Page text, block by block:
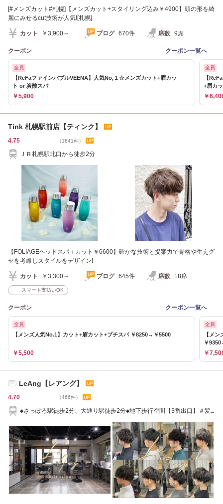
[#メンズカット#札幌]【メンズカット+スタイリング込み￥4900】頭の形を綺
麗にみせるcut技術が人気![札幌]
カット ￥3,900～ ブログ 670件 席数 9席
クーポン クーポン一覧へ
全員
【ReFaファインバブルVEENA】人気No,１☆メンズカット+眉カッ
ト or 炭酸スパ
￥5,900
全員
【
+眉カ
￥
Tink 札幌駅前店【ティンク】
4.75 （1841件）
ＪＲ札幌駅北口から徒歩2分
【FOLIAGEヘッドスパ＋カット￥6600】確かな技術と提案力で骨格や生えグ
セを考慮しスタイルをデザイン!
カット ￥3,300～ ブログ 645件 席数 18席
スマート支払いOK
クーポン クーポン一覧へ
全員
【メンズ人気No.1】カット+眉カット+プチスパ ￥8250→￥5500
￥5,500
全員
【メ
￥
￥
PR LeAng【レアング】
4.70 （466件）
◆さっぽろ駅徒歩2分、大通り駅徒歩2分◆地下歩行空間【3番出口】＃髪